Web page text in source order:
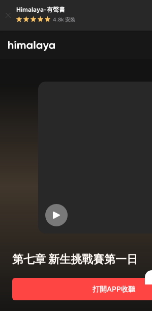
Himalaya-有聲書
4.8k 安裝
第七章 新生挑戰賽第一日
打開APP收聽